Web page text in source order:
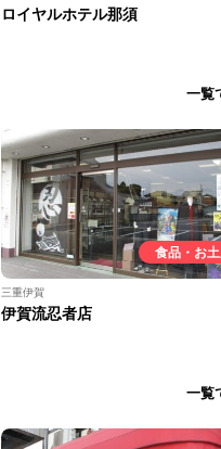
ロイヤルホテル那須
一覧
食品・お
三重伊賀
伊賀流忍者店
一覧